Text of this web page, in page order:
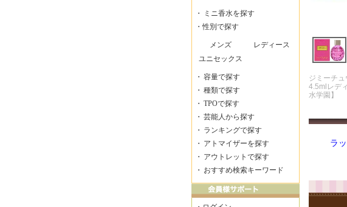
ジミーチ
4.5mlレデ
水学園】
ラ
・
ミニ香水を探す
・性別で探す
メンズ
レディース
ユニセックス
・ 容量で探す
・ 種類で探す
・ TPOで探す
・ 芸能人から探す
・ ランキングで探す
・ アトマイザーを探す
・ アウトレットで探す
・ おすすめ検索キーワード